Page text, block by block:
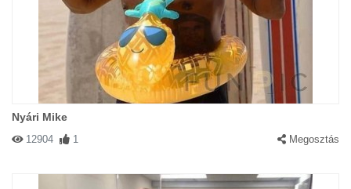
Nyári Mike
12904 1 Megosztás